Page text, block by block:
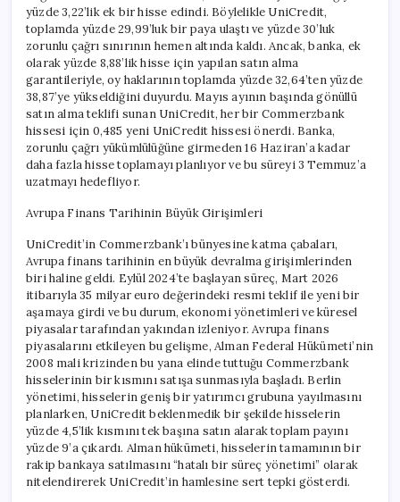
yüzde 3,22’lik ek bir hisse edindi. Böylelikle UniCredit,
toplamda yüzde 29,99’luk bir paya ulaştı ve yüzde 30’luk
zorunlu çağrı sınırının hemen altında kaldı. Ancak, banka, ek
olarak yüzde 8,88’lik hisse için yapılan satın alma
garantileriyle, oy haklarının toplamda yüzde 32,64’ten yüzde
38,87’ye yükseldiğini duyurdu. Mayıs ayının başında gönüllü
satın alma teklifi sunan UniCredit, her bir Commerzbank
hissesi için 0,485 yeni UniCredit hissesi önerdi. Banka,
zorunlu çağrı yükümlülüğüne girmeden 16 Haziran’a kadar
daha fazla hisse toplamayı planlıyor ve bu süreyi 3 Temmuz’a
uzatmayı hedefliyor.
Avrupa Finans Tarihinin Büyük Girişimleri
UniCredit’in Commerzbank’ı bünyesine katma çabaları,
Avrupa finans tarihinin en büyük devralma girişimlerinden
biri haline geldi. Eylül 2024’te başlayan süreç, Mart 2026
itibarıyla 35 milyar euro değerindeki resmi teklif ile yeni bir
aşamaya girdi ve bu durum, ekonomi yönetimleri ve küresel
piyasalar tarafından yakından izleniyor. Avrupa finans
piyasalarını etkileyen bu gelişme, Alman Federal Hükümeti’nin
2008 mali krizinden bu yana elinde tuttuğu Commerzbank
hisselerinin bir kısmını satışa sunmasıyla başladı. Berlin
yönetimi, hisselerin geniş bir yatırımcı grubuna yayılmasını
planlarken, UniCredit beklenmedik bir şekilde hisselerin
yüzde 4,5’lik kısmını tek başına satın alarak toplam payını
yüzde 9’a çıkardı. Alman hükümeti, hisselerin tamamının bir
rakip bankaya satılmasını “hatalı bir süreç yönetimi” olarak
nitelendirerek UniCredit’in hamlesine sert tepki gösterdi.